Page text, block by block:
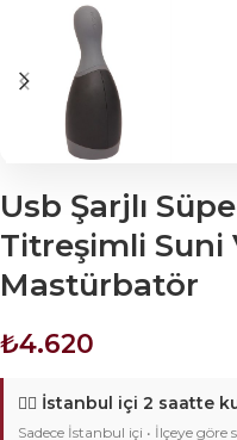
Usb Şarjlı
Titreşimli Suni
Mastürbatör
₺4.620
🚴‍♂️ İstanbul içi 2 saatte
Sadece İstanbul içi • İlçeye